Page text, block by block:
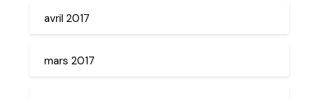
avril 2017
mars 2017